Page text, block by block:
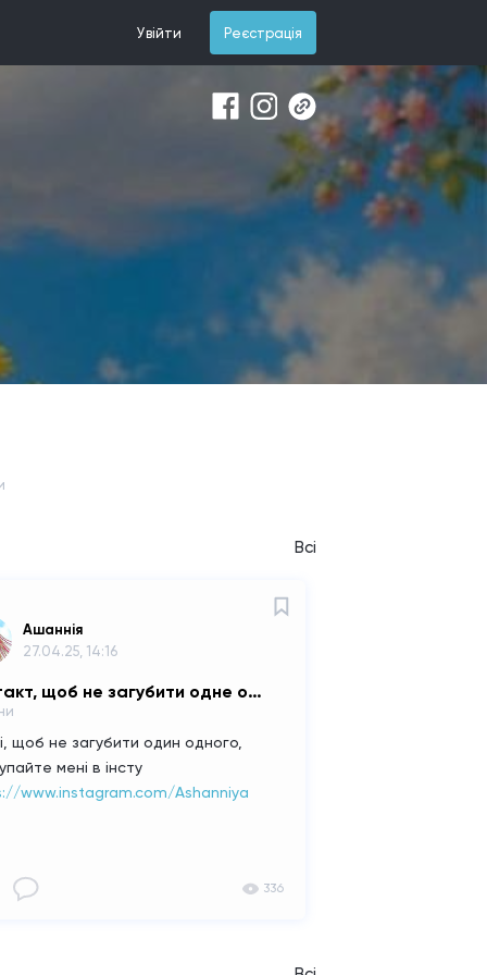
Увійти Реєстрація
Всі
Ашаннiя
27.04.25, 14:16
Контакт, щоб не загубити одне одного
щоб не загубити один одного,
мені в інсту
www.instagram.com/Ashanniya
336